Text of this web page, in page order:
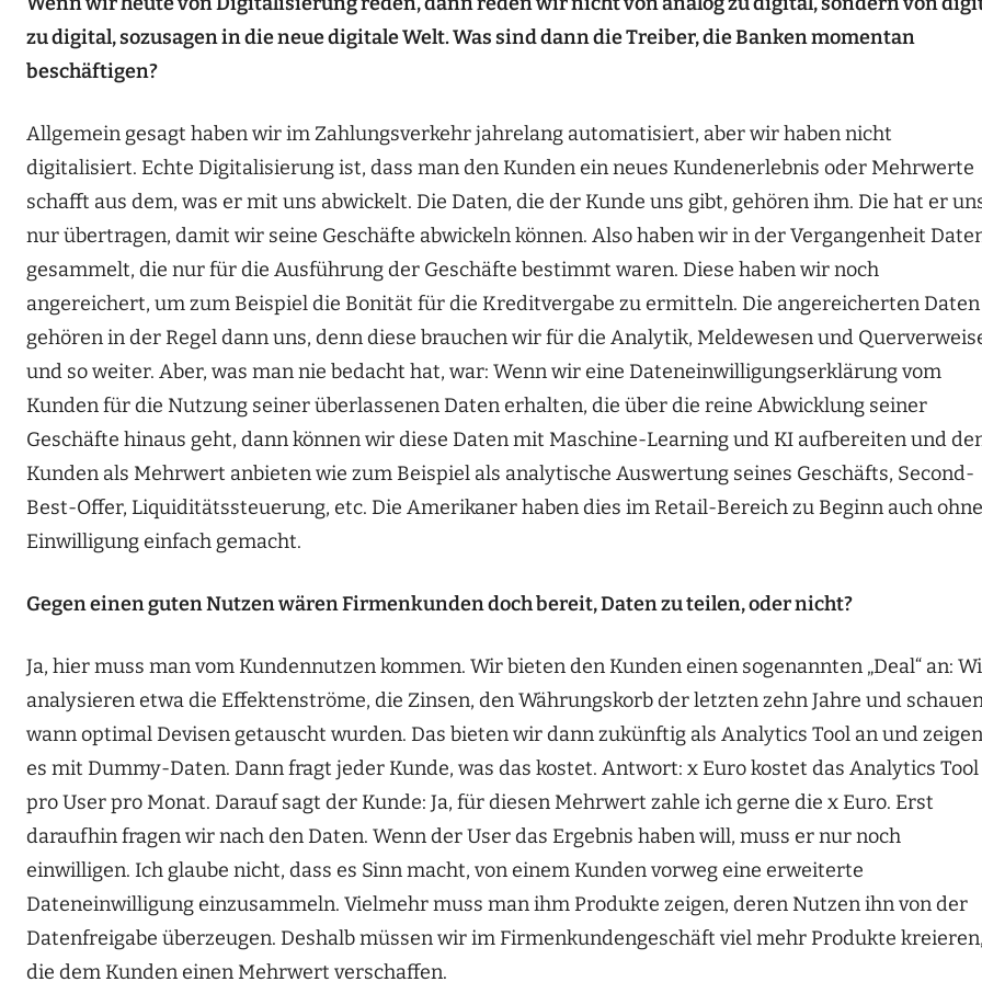
zu digital, sozusagen in die neue digitale Welt. Was sind dann die Treiber, die Banken momentan
beschäftigen?
Allgemein gesagt haben wir im Zahlungsverkehr jahrelang automatisiert, aber wir haben nicht
digitalisiert. Echte Digitalisierung ist, dass man den Kunden ein neues Kundenerlebnis oder Mehrwerte
schafft aus dem, was er mit uns abwickelt. Die Daten, die der Kunde uns gibt, gehören ihm. Die hat er
nur übertragen, damit wir seine Geschäfte abwickeln können. Also haben wir in der Vergangenheit
gesammelt, die nur für die Ausführung der Geschäfte bestimmt waren. Diese haben wir noch
angereichert, um zum Beispiel die Bonität für die Kreditvergabe zu ermitteln. Die angereicherten Daten
gehören in der Regel dann uns, denn diese brauchen wir für die Analytik, Meldewesen und
und so weiter. Aber, was man nie bedacht hat, war: Wenn wir eine Dateneinwilligungserklärung vom
Kunden für die Nutzung seiner überlassenen Daten erhalten, die über die reine Abwicklung seiner
Geschäfte hinaus geht, dann können wir diese Daten mit Maschine-Learning und KI aufbereiten und
Kunden als Mehrwert anbieten wie zum Beispiel als analytische Auswertung seines Geschäfts, Second-
Best-Offer, Liquiditätssteuerung, etc. Die Amerikaner haben dies im Retail-Bereich zu Beginn auch ohne
Einwilligung einfach gemacht.
Gegen einen guten Nutzen wären Firmenkunden doch bereit, Daten zu teilen, oder nicht?
Ja, hier muss man vom Kundennutzen kommen. Wir bieten den Kunden einen sogenannten „Deal“ an:
analysieren etwa die Effektenströme, die Zinsen, den Währungskorb der letzten zehn Jahre und
wann optimal Devisen getauscht wurden. Das bieten wir dann zukünftig als Analytics Tool an und zeigen
es mit Dummy-Daten. Dann fragt jeder Kunde, was das kostet. Antwort: x Euro kostet das Analytics Tool
pro User pro Monat. Darauf sagt der Kunde: Ja, für diesen Mehrwert zahle ich gerne die x Euro. Erst
daraufhin fragen wir nach den Daten. Wenn der User das Ergebnis haben will, muss er nur noch
einwilligen. Ich glaube nicht, dass es Sinn macht, von einem Kunden vorweg eine erweiterte
Dateneinwilligung einzusammeln. Vielmehr muss man ihm Produkte zeigen, deren Nutzen ihn von der
Datenfreigabe überzeugen. Deshalb müssen wir im Firmenkundengeschäft viel mehr Produkte
die dem Kunden einen Mehrwert verschaffen.